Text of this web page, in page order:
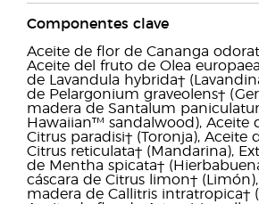
Componentes clave
Aceite de flor de Cananga
Aceite del fruto de Olea
de Lavandula hybrida†
de Pelargonium graveolens†
madera de Santalum
Hawaiian™ sandalwood), Aceite
Citrus paradisi† (Toronja), Aceite
Citrus reticulata† (Mandarina),
de Mentha spicata†
cáscara de Citrus limon†
madera de Callitris intratropica†